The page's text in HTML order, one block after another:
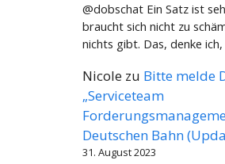
@dobschat Ein Satz ist
braucht sich nicht zu
nichts gibt. Das, denke
Nicole zu Bitte melde
„Serviceteam
Deutschen Bahn
31. August 2023